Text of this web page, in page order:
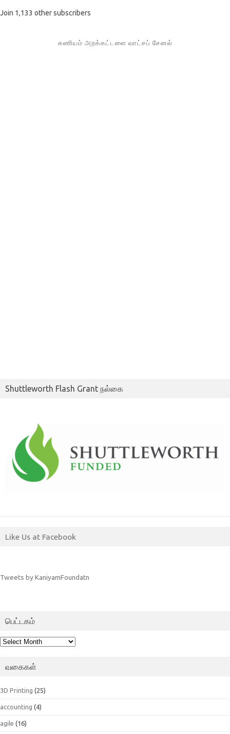
Join 1,133 other subscribers
கணியம் அறக்கட்டளை வாட்சப் சேனல்
Shuttleworth Flash Grant நல்கை
Like Us at Facebook
Tweets by KaniyamFoundatn
பெட்டகம்
பெட்டகம்
வகைகள்
3D Printing (25)
accounting (4)
agile (16)